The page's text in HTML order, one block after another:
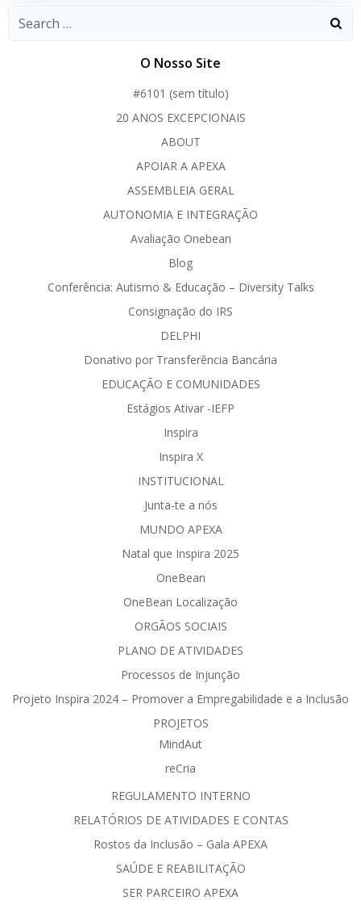
O Nosso Site
#6101 (sem título)
20 ANOS EXCEPCIONAIS
ABOUT
APOIAR A APEXA
ASSEMBLEIA GERAL
AUTONOMIA E INTEGRAÇÃO
Avaliação Onebean
Blog
Conferência: Autismo & Educação – Diversity Talks
Consignação do IRS
DELPHI
Donativo por Transferência Bancária
EDUCAÇÃO E COMUNIDADES
Estágios Ativar -IEFP
Inspira
Inspira X
INSTITUCIONAL
Junta-te a nós
MUNDO APEXA
Natal que Inspira 2025
OneBean
OneBean Localização
ORGÃOS SOCIAIS
PLANO DE ATIVIDADES
Processos de Injunção
Projeto Inspira 2024 – Promover a Empregabilidade e a Inclusão
PROJETOS
MindAut
reCria
REGULAMENTO INTERNO
RELATÓRIOS DE ATIVIDADES E CONTAS
Rostos da Inclusão – Gala APEXA
SAÚDE E REABILITAÇÃO
SER PARCEIRO APEXA